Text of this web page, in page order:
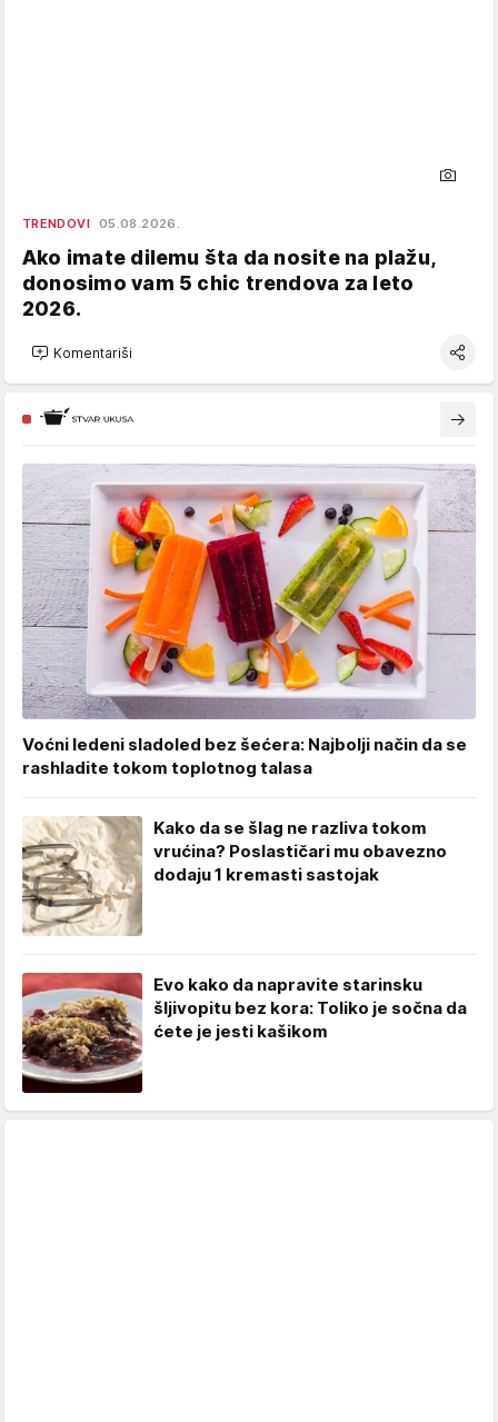
TRENDOVI 05.08.2026.
Ako imate dilemu šta da nosite na plažu,
donosimo vam 5 chic trendova za leto
2026.
Komentariši
Voćni ledeni sladoled bez šećera: Najbolji način da se
rashladite tokom toplotnog talasa
Kako da se šlag ne razliva tokom
vrućina? Poslastičari mu obavezno
dodaju 1 kremasti sastojak
Evo kako da napravite starinsku
šljivopitu bez kora: Toliko je sočna da
ćete je jesti kašikom